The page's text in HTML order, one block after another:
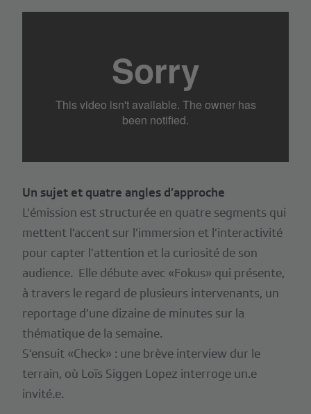
Un sujet et quatre angles d’approche
L’émission est structurée en quatre segments qui
mettent l'accent sur l’immersion et l’interactivité
pour capter l’attention et la curiosité de son
audience. Elle débute avec «Fokus» qui présente,
à travers le regard de plusieurs intervenants, un
reportage d’une dizaine de minutes sur la
thématique de la semaine.
S'ensuit «Check» : une brève interview dur le
terrain, où Loïs Siggen Lopez interroge un.e
invité.e.